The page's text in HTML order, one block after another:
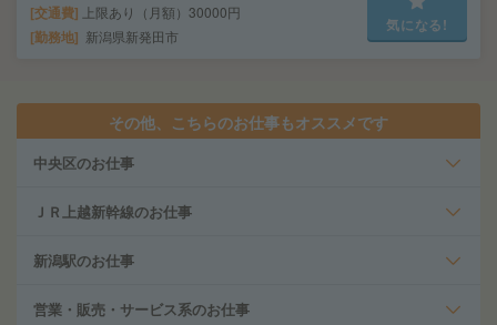
交通費 上限あり（月額）30000円
勤務地 新潟県新発田市
気になる!
その他、こちらのお仕事もオススメです
中央区のお仕事
ＪＲ上越新幹線のお仕事
新潟駅のお仕事
営業・販売・サービス系のお仕事